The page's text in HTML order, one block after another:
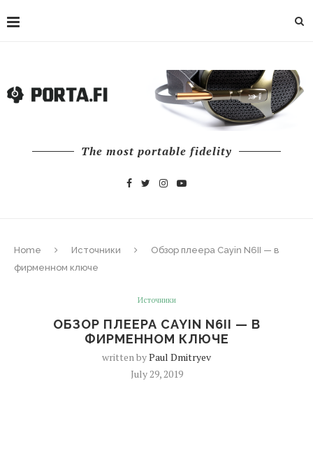
The most portable fidelity
Home Источники
Обзор плеера Cayin N6II — в
фирменном ключе
Источники
ОБЗОР ПЛЕЕРА CAYIN N6II — В
ФИРМЕННОМ КЛЮЧЕ
written byPaul Dmitryev
July 29, 2019